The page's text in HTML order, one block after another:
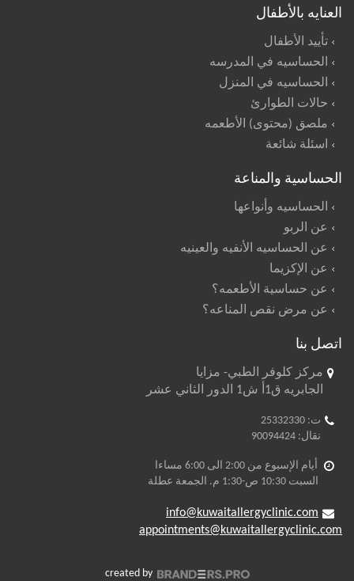
العنايه بالأطفال
تأييد الأطفال
الحساسيه في المدرسه
الحساسيه في المنزل
حالات الطوارئ
ملصق (محتوى) الأطعمه
اسئلة شائعة
الحساسية والمناعة
الحساسيه وأنواعها
عن الربو
عن الحساسيه الأنفيه والعينيه
عن الإكزيما
عن حساسية الأطعمه؟
عن مرض نقص المناعه؟
اتصل بنا
مركز كلوفر الطبي- مزايا
الجابريه ق1أ ش1 الدور الثاني عشر
ت: 25332330
نقال: 90094424
أيام الإسبوع من 2:00 الى 6:00 مساءا
السبت 10:30 ص-1:30 م. الجمعة عطلة
info@kuwaitallergyclinic.com
appointments@kuwaitallergyclinic.com
created by